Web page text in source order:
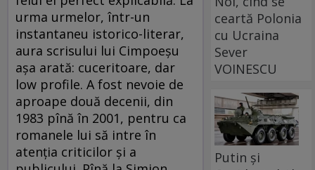
urma urmelor, într-un
instantaneu istorico-literar,
aura scrisului lui Cimpoeșu
așa arată: cuceritoare, dar
low profile. A fost nevoie de
aproape două decenii, din
1983 pînă în 2001, pentru ca
romanele lui să intre în
atenția criticilor și a
ceartă Polonia
cu Ucraina
Sever
VOINESCU
Putin și